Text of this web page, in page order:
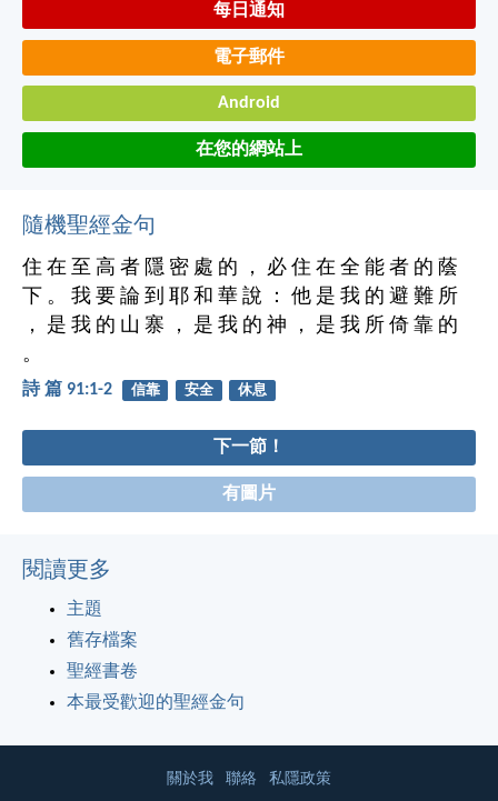
每日通知
電子郵件
Android
在您的網站上
隨機聖經金句
住 在 至 高 者 隱 密 處 的 ， 必 住 在 全 能 者 的 蔭
下 。 我 要 論 到 耶 和 華 說 ： 他 是 我 的 避 難 所
， 是 我 的 山 寨 ， 是 我 的 神 ， 是 我 所 倚 靠 的
。
詩 篇 91:1-2 信靠 安全 休息
下一節！
有圖片
閱讀更多
主題
舊存檔案
聖經書卷
本最受歡迎的聖經金句
關於我 聯絡 私隱政策